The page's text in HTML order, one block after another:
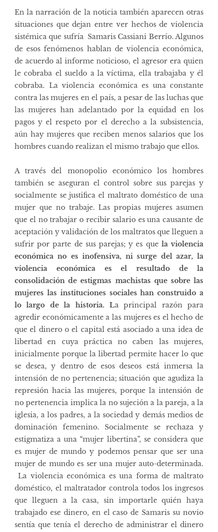
En la narración de la noticia también aparecen otras
situaciones que dejan entre ver hechos de violencia
sistémica que sufría Samaris Cassiani Berrío. Algunos
de esos fenómenos hablan de violencia económica,
de acuerdo al informe noticioso, el agresor era quien
le cobraba el sueldo a la víctima, ella trabajaba y él
cobraba. La violencia económica es una constante
contra las mujeres en el país, a pesar de las luchas que
las mujeres han adelantado por la equidad en los
pagos y el respeto por el derecho a la subsistencia,
aún hay mujeres que reciben menos salarios que los
hombres cuando realizan el mismo trabajo que ellos.
A través del monopolio económico los hombres
también se aseguran el control sobre sus parejas y
socialmente se justifica el maltrato doméstico de una
mujer que no trabaje. Las propias mujeres asumen
que el no trabajar o recibir salario es una causante de
aceptación y validación de los maltratos que lleguen a
sufrir por parte de sus parejas; y es que la violencia
económica no es inofensiva, ni surge del azar, la
violencia económica es el resultado de la
consolidación de estigmas machistas que sobre las
mujeres las instituciones sociales han construido a
lo largo de la historia. La principal razón para
agredir económicamente a las mujeres es el hecho de
que el dinero o el capital está asociado a una idea de
libertad en cuya práctica no caben las mujeres,
inicialmente porque la libertad permite hacer lo que
se desea, y dentro de esos deseos está inmersa la
intensión de no pertenencia; situación que agudiza la
represión hacia las mujeres, porque la intensión de
no pertenencia implica la no sujeción a la pareja, a la
iglesia, a los padres, a la sociedad y demás medios de
dominación femenino. Socialmente se rechaza y
estigmatiza a una “mujer libertina”, se considera que
es mujer de mundo y podemos pensar que ser una
mujer de mundo es ser una mujer auto-determinada.
La violencia económica es una forma de maltrato
doméstico, el maltratador controla todos los ingresos
que lleguen a la casa, sin importarle quién haya
trabajado ese dinero, en el caso de Samaris su novio
sentía que tenía el derecho de administrar el dinero